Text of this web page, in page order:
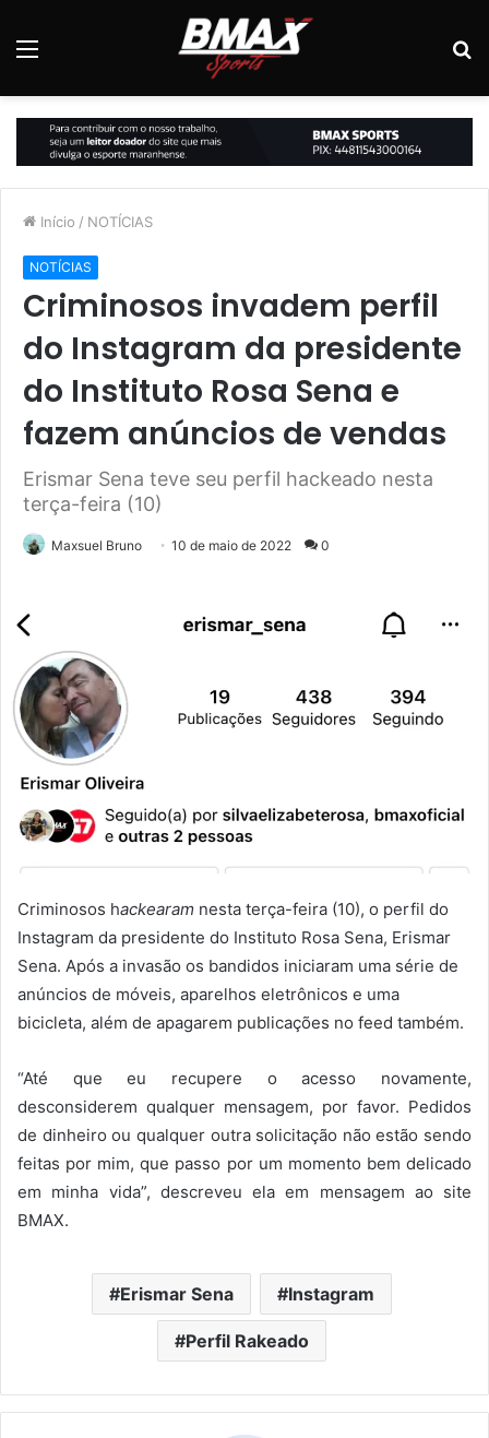
Início / NOTÍCIAS
NOTÍCIAS
Criminosos invadem perfil
do Instagram da presidente
do Instituto Rosa Sena e
fazem anúncios de vendas
Erismar Sena teve seu perfil hackeado nesta
terça-feira (10)
Maxsuel Bruno 10 de maio de 2022 0
Criminosos hackearam nesta terça-feira (10), o perfil do
Instagram da presidente do Instituto Rosa Sena, Erismar
Sena. Após a invasão os bandidos iniciaram uma série de
anúncios de móveis, aparelhos eletrônicos e uma
bicicleta, além de apagarem publicações no feed também.
“Até que eu recupere o acesso novamente,
desconsiderem qualquer mensagem, por favor. Pedidos
de dinheiro ou qualquer outra solicitação não estão sendo
feitas por mim, que passo por um momento bem delicado
em minha vida”, descreveu ela em mensagem ao site
BMAX.
Erismar Sena Instagram
Perfil Rakeado